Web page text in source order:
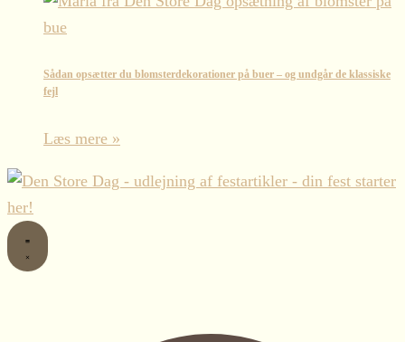
Sådan opsætter du blomsterdekorationer på buer – og undgår de klassiske
fejl
Læs mere »